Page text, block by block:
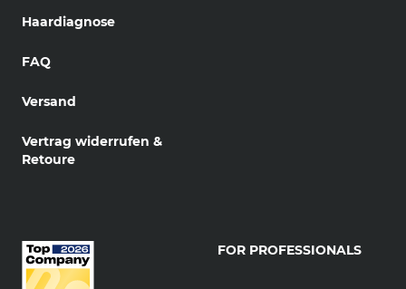
Haardiagnose
FAQ
Versand
Vertrag widerrufen &
Retoure
FOR PROFESSIONALS